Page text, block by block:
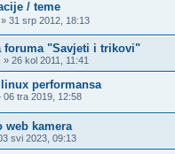
/ teme
» 31 srp 2012, 18:13
foruma "Savjeti i trikovi"
» 26 kol 2011, 11:41
performansa
06 tra 2019, 12:58
web kamera
svi 2023, 09:13